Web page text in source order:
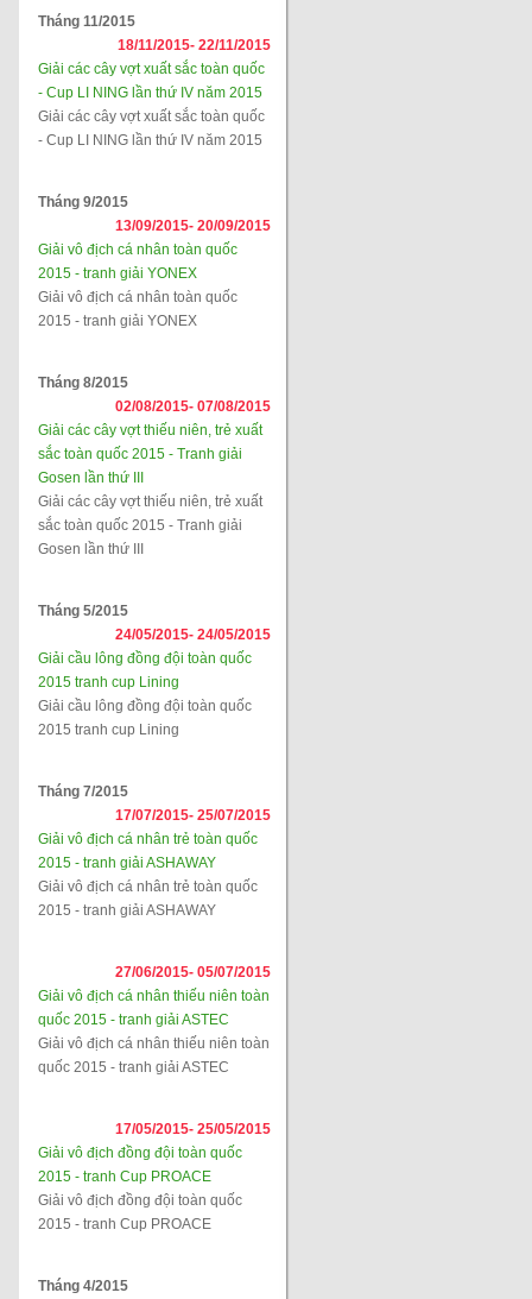
Tháng 11/2015
18/11/2015- 22/11/2015
Giải các cây vợt xuất sắc toàn quốc
- Cup LI NING lần thứ IV năm 2015
Giải các cây vợt xuất sắc toàn quốc
- Cup LI NING lần thứ IV năm 2015
Tháng 9/2015
13/09/2015- 20/09/2015
Giải vô địch cá nhân toàn quốc
2015 - tranh giải YONEX
Giải vô địch cá nhân toàn quốc
2015 - tranh giải YONEX
Tháng 8/2015
02/08/2015- 07/08/2015
Giải các cây vợt thiếu niên, trẻ xuất
sắc toàn quốc 2015 - Tranh giải
Gosen lần thứ III
Giải các cây vợt thiếu niên, trẻ xuất
sắc toàn quốc 2015 - Tranh giải
Gosen lần thứ III
Tháng 5/2015
24/05/2015- 24/05/2015
Giải cầu lông đồng đội toàn quốc
2015 tranh cup Lining
Giải cầu lông đồng đội toàn quốc
2015 tranh cup Lining
Tháng 7/2015
17/07/2015- 25/07/2015
Giải vô địch cá nhân trẻ toàn quốc
2015 - tranh giải ASHAWAY
Giải vô địch cá nhân trẻ toàn quốc
2015 - tranh giải ASHAWAY
27/06/2015- 05/07/2015
Giải vô địch cá nhân thiếu niên toàn
quốc 2015 - tranh giải ASTEC
Giải vô địch cá nhân thiếu niên toàn
quốc 2015 - tranh giải ASTEC
17/05/2015- 25/05/2015
Giải vô địch đồng đội toàn quốc
2015 - tranh Cup PROACE
Giải vô địch đồng đội toàn quốc
2015 - tranh Cup PROACE
Tháng 4/2015